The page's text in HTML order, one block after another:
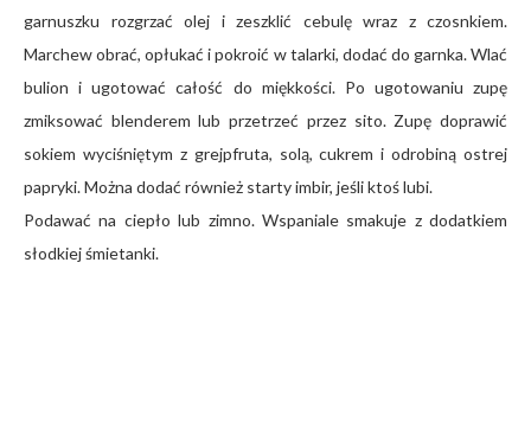
garnuszku rozgrzać olej i zeszklić cebulę wraz z czosnkiem.
Marchew obrać, opłukać i pokroić w talarki, dodać do garnka. Wlać
bulion i ugotować całość do miękkości. Po ugotowaniu zupę
zmiksować blenderem lub przetrzeć przez sito. Zupę doprawić
sokiem wyciśniętym z grejpfruta, solą, cukrem i odrobiną ostrej
papryki. Można dodać również starty imbir, jeśli ktoś lubi.
Podawać na ciepło lub zimno. Wspaniale smakuje z dodatkiem
słodkiej śmietanki.